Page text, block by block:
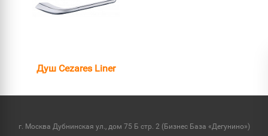
Душ Cezares Liner
г. Москва Дубнинская ул., дом 75 Б стр. 2 (Бизнес База «Дегунино»)